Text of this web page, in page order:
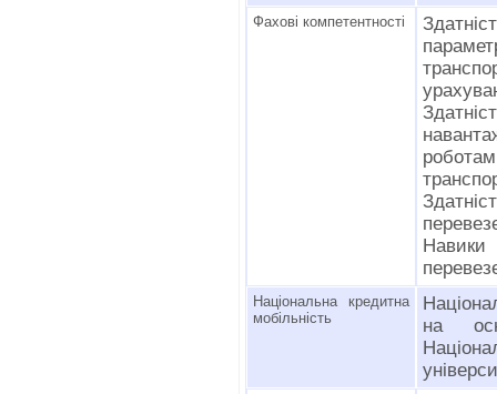
Фахові компетентності
Національна кредитна
мобільність
на